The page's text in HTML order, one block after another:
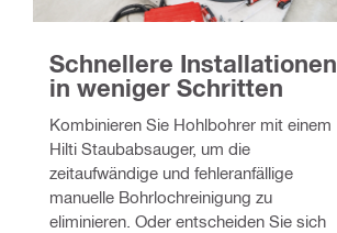
Schnellere Installationen
in weniger Schritten
Kombinieren Sie Hohlbohrer mit einem
Hilti Staubabsauger, um die
zeitaufwändige und fehleranfällige
manuelle Bohrlochreinigung zu
eliminieren. Oder entscheiden Sie sich